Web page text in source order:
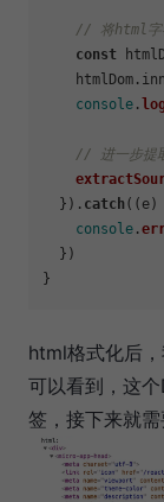
// 将html字
const
    htmlDom.
console .
// 进一步提
  }).
catch ( ( e )
console .
  })
html格式化后
可以看到，这
签，接下来就